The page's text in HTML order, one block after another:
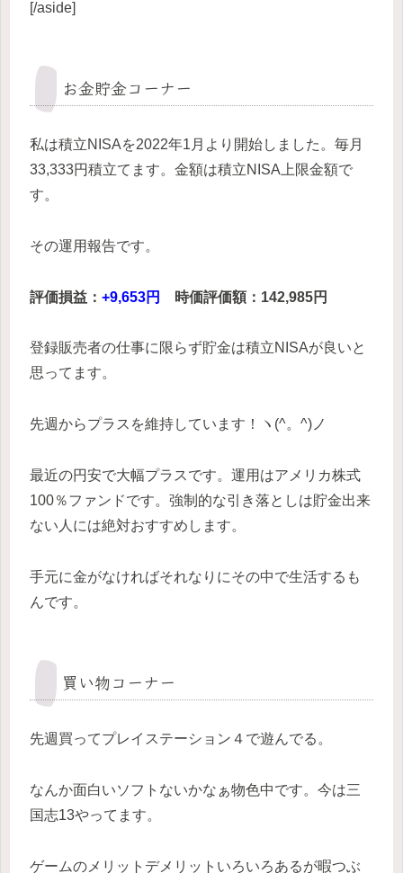
[/aside]
お金貯金コーナー
私は積立NISAを2022年1月より開始しました。毎月
33,333円積立てます。金額は積立NISA上限金額で
す。
その運用報告です。
評価損益： +9,653円 時価評価額：142,985円
登録販売者の仕事に限らず貯金は積立NISAが良いと
思ってます。
先週からプラスを維持しています！ヽ(^。^)ノ
最近の円安で大幅プラスです。運用はアメリカ株式
100％ファンドです。強制的な引き落としは貯金出来
ない人には絶対おすすめします。
手元に金がなければそれなりにその中で生活するも
んです。
買い物コーナー
先週買ってプレイステーション４で遊んでる。
なんか面白いソフトないかなぁ物色中です。今は三
国志13やってます。
ゲームのメリットデメリットいろいろあるが暇つぶ